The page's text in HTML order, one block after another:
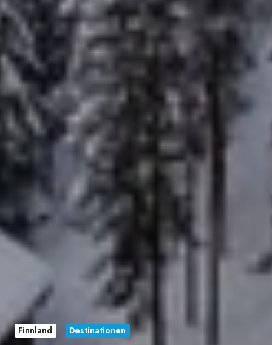
Finnland Destinationen